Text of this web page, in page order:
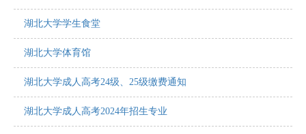
湖北大学学生食堂
湖北大学体育馆
湖北大学成人高考24级、25级缴费通知
湖北大学成人高考2024年招生专业